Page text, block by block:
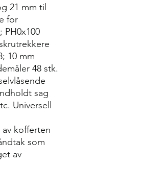
21 mm til
for
PH0x100
10 mm
48 stk.
sag
Universell
av kofferten
som
av